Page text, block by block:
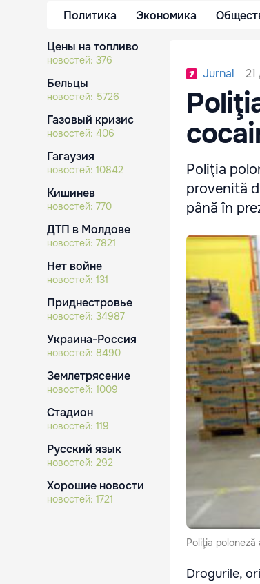
Политика Экономика
Цены на топливо
новостей: 376
Бельцы
новостей: 5726
Газовый кризис
новостей: 406
Гагаузия
новостей: 10842
Кишинев
новостей: 770
ДТП в Молдове
новостей: 7821
Нет войне
новостей: 131
Приднестровье
новостей: 34987
Украина-Россия
новостей: 8490
Землетрясение
новостей: 1009
Стадион
новостей: 119
Русский язык
новостей: 292
Хорошие новости
новостей: 1721
Jurnal 21
Poliţia
provenită
până în
Poliţia
Drogurile,